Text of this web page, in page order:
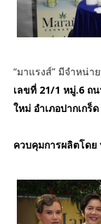
“มาแรงส์” มีจำหน่า
เลขที่ 21/1 หมู่.6 ถ
ใหม่ อำเภอปากเก
ควบคุมการผลิตโด